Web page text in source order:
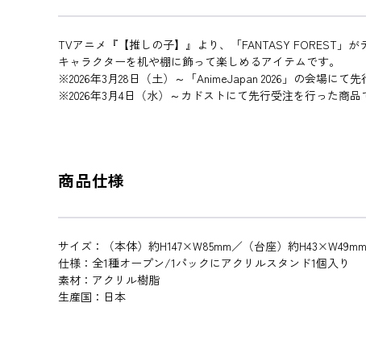
TVアニメ『【推しの子】』より、「FANTASY FOREST」
キャラクターを机や棚に飾って楽しめるアイテムです。
※2026年3月28日（土）～「AnimeJapan 2026」の会場にて先
※2026年3月4日（水）～カドストにて先行受注を行った商品
商品仕様
サイズ：（本体）約H147×W85mm／（台座）約H43×W49mm
仕様：全1種オープン/1パックにアクリルスタンド1個入り
素材：アクリル樹脂
生産国：日本